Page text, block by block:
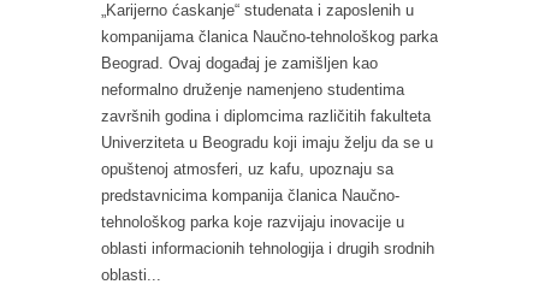
„Karijerno ćaskanje“ studenata i zaposlenih u
kompanijama članica Naučno-tehnološkog parka
Beograd. Ovaj događaj je zamišljen kao
neformalno druženje namenjeno studentima
završnih godina i diplomcima različitih fakulteta
Univerziteta u Beogradu koji imaju želju da se u
opuštenoj atmosferi, uz kafu, upoznaju sa
predstavnicima kompanija članica Naučno-
tehnološkog parka koje razvijaju inovacije u
oblasti informacionih tehnologija i drugih srodnih
oblasti...